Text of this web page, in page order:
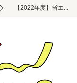
【2022年度】省エ...